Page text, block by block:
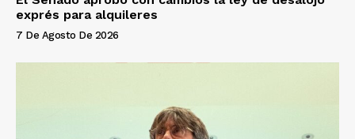
exprés para alquileres
7 De Agosto De 2026